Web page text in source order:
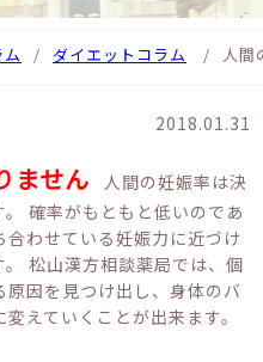
ダイエットコラム 人
2018.01.31
ません 人間の妊娠率は決
確率がもともと低いのであ
わせている妊娠力に近づけ
松山漢方相談薬局では、個
因を見つけ出し、身体のバ
えていくことが出来ます。